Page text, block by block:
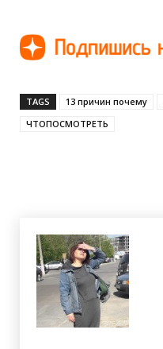
TAGS 13 причин почему
ЧТОПОСМОТРЕТЬ